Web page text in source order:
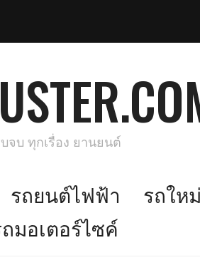
จบ ทุกเรื่อง ยานยนต์
รถยนต์ไฟฟ้า รถให
มอเตอร์ไซค์